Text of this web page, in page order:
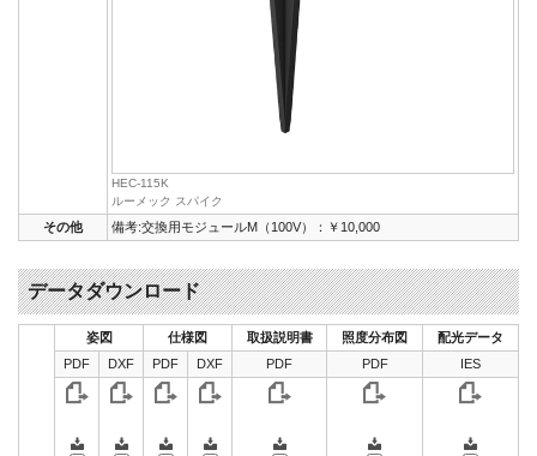
HEC-115K
ルーメック スパイク
その他 備考:交換用モジュールM（100V）：￥10,000
データダウンロード
姿図 仕様図 取扱説明書 照度分布図
配光データ
PDF
DXF PDF DXF PDF PDF IES